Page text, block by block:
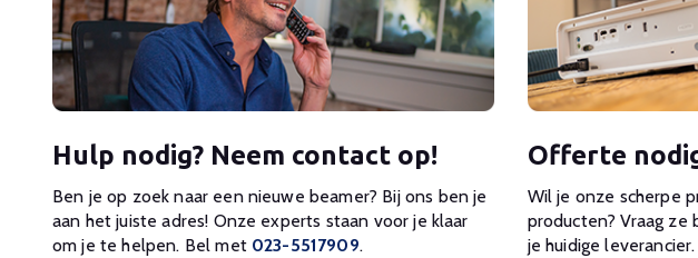
Hulp nodig? Neem contact op!
Ben je op zoek naar een nieuwe beamer? Bij ons ben je
aan het juiste adres! Onze experts staan voor je klaar
om je te helpen. Bel met 023-5517909.
Offerte
Wil je onze scherpe
producten? Vraag ze
je huidige